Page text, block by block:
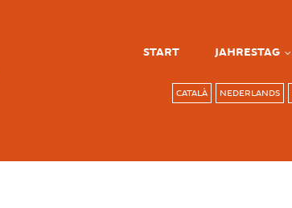
START JAHRESTAG
CATALÀ NEDERLANDS